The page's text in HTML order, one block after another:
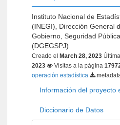
Instituto Nacional de
(INEGI), Dirección General
Gobierno, Seguridad
(DGEGSPJ)
Creado el March 28, 2023
2023
Visitas a la página
operación estadística
Información del proyecto
Diccionario de Datos